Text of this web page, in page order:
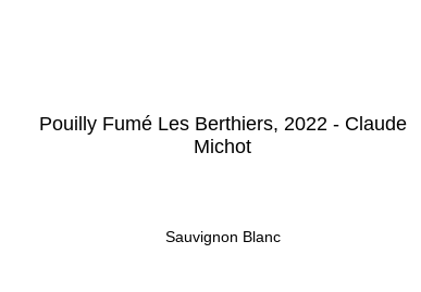
Pouilly Fumé Les Berthiers, 2022 - Claude
Michot
Sauvignon Blanc